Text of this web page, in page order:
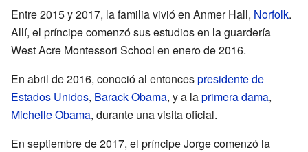
Entre 2015 y 2017, la familia vivió en Anmer Hall, Norfolk.
Allí, el príncipe comenzó sus estudios en la guardería
West Acre Montessori School en enero de 2016.
En abril de 2016, conoció al entoncespresidente de
Estados Unidos, Barack Obama, y a laprimera dama,
Michelle Obama, durante una visita oficial.
En septiembre de 2017, el príncipe Jorge comenzó la